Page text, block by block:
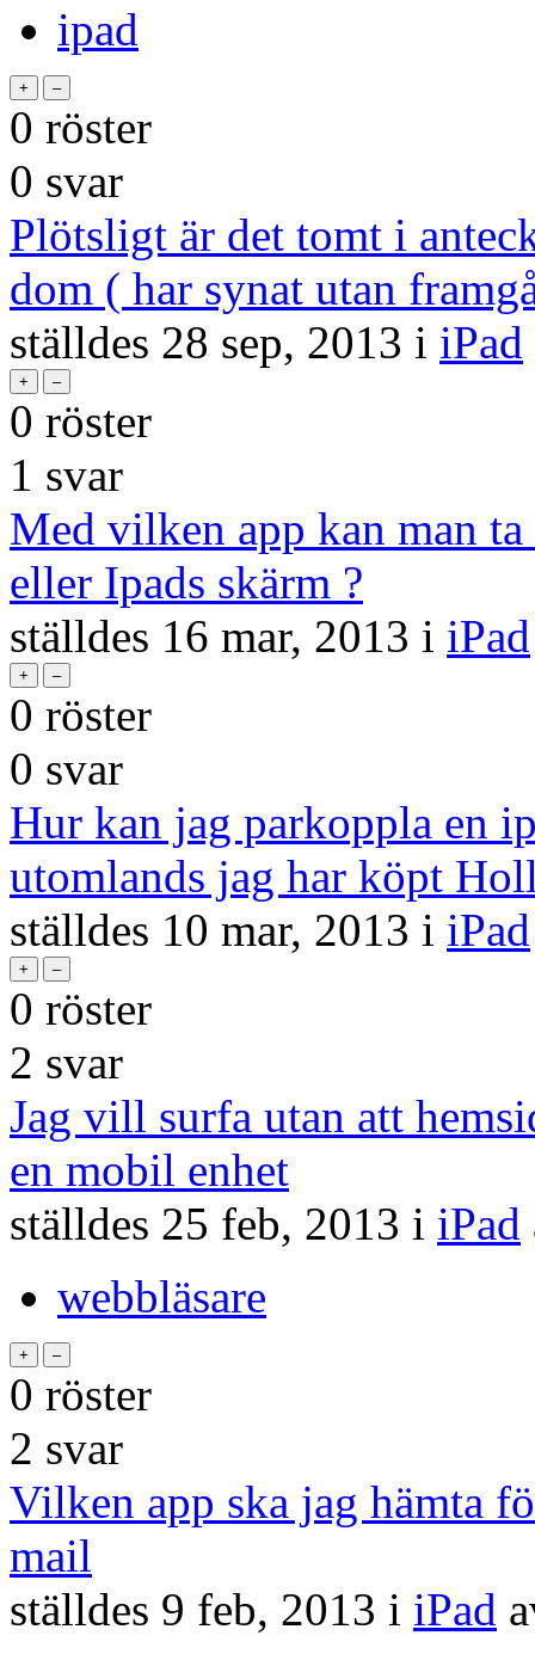
ipad
0 röster
0 svar
Plötsligt är det tomt i
dom ( har synat utan
ställdes 28 sep, 2013 i iPad
0 röster
1 svar
Med vilken app kan man
eller Ipads skärm ?
ställdes 16 mar, 2013 i iPad
0 röster
0 svar
Hur kan jag parkoppla en
utomlands jag har köpt
ställdes 10 mar, 2013 i iPad
0 röster
2 svar
Jag vill surfa utan att
en mobil enhet
ställdes 25 feb, 2013 i iPad
webbläsare
0 röster
2 svar
Vilken app ska jag hämta
mail
ställdes 9 feb, 2013 i iPad